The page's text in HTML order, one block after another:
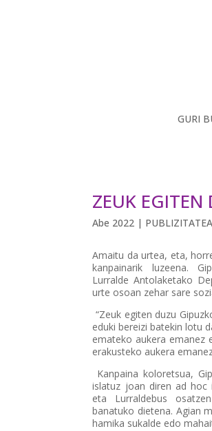
GURI
ZEUK
Abe 2022 | PUBLIZITATEA
Amaitu da urtea, eta,
kanpainarik luzeena.
Lurralde Antolaketako
urte osoan zehar sare
“Zeuk egiten duzu
eduki bereizi batekin lotu
emateko aukera emanez
erakusteko aukera
Kanpaina koloretsua,
islatuz joan diren ad hoc
eta Lurraldebus
banatuko dietena. Agian
hamika sukalde edo